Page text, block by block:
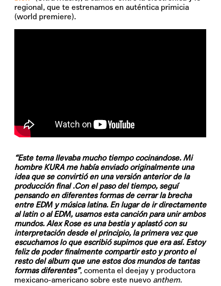
regional, que te estrenamos en auténtica primicia
(world premiere).
“Este tema llevaba mucho tiempo cocinándose. Mi
hombre KURA me había enviado originalmente una
idea que se convirtió en una versión anterior de la
producción final .Con el paso del tiempo, seguí
pensando en diferentes formas de cerrar la brecha
entre EDM y música latina. En lugar de ir directamente
al latin o al EDM, usamos esta canción para unir ambos
mundos. Alex Rose es una bestia y aplastó con su
interpretación desde el principio, la primera vez que
escuchamos lo que escribió supimos que era así. Estoy
feliz de poder finalmente compartir esto y pronto el
resto del álbum que une estos dos mundos de tantas
formas diferentes”, comenta el deejay y productora
mexicano-americano sobre este nuevo anthem.